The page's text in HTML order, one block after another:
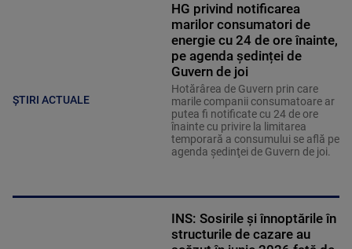
ȘTIRI ACTUALE
HG privind notificarea
marilor consumatori de
energie cu 24 de ore înainte,
pe agenda ședinței de
Guvern de joi
Hotărârea de Guvern prin care
marile companii consumatoare ar
putea fi notificate cu 24 de ore
înainte cu privire la limitarea
temporară a consumului se află pe
agenda şedinţei de Guvern de joi.
INS: Sosirile și înnoptările în
structurile de cazare au